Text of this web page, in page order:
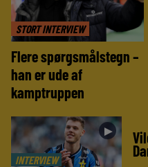
STORT INTERVIEW
Flere spørgsmålstegn –
han er ude af
kamptruppen
// LIVE // LIVE
INTERVIEW
►